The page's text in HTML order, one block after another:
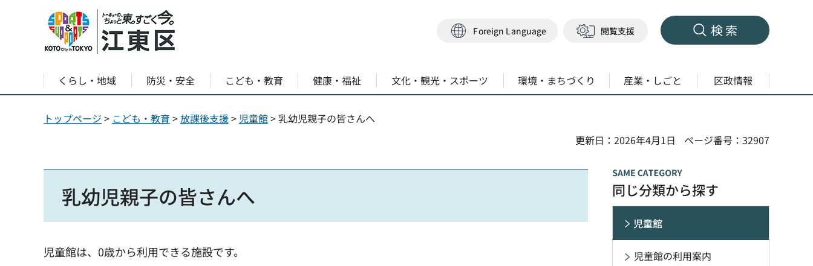
Foreign Language 閲覧支援 検索
くらし・地域 防災・安全 こども・教育 健康・福祉 文化・観光・スポーツ 環境・まちづくり 産業・しごと 区政情報
トップページ > こども・教育 >放課後支援> 児童館> 乳幼児親子の皆さんへ
更新日：2026年4月1日
ページ番号：32907
乳幼児親子の皆さんへ
児童館は、0歳から利用できる施設です。
同じ分類から探す
児童館
児童館の利用案内